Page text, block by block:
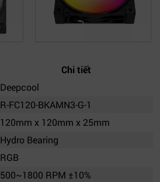
Chi tiết
Deepcool
R-FC120-BKAMN3-G-1
120mm x 120mm x 25mm
Hydro Bearing
RGB
500~1800 RPM ±10%